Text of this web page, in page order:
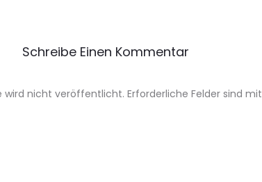
Schreibe Einen Kommentar
wird nicht veröffentlicht. Erforderliche Felder sind mit